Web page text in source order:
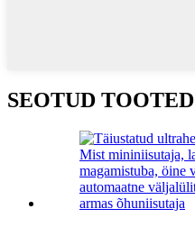
SEOTUD TOOTED